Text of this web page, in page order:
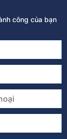
công của bạn